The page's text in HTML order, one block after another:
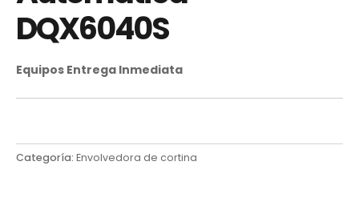
DQX6040S
Equipos Entrega Inmediata
Categoría: Envolvedora de cortina